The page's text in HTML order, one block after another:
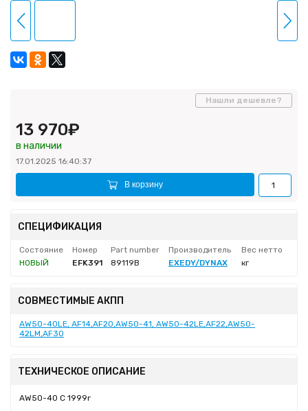
13 970₽
в наличии
17.01.2025 16:40:37
В корзину
Нашли дешевле?
СПЕЦИФИКАЦИЯ
Состояние Номер Part number Производитель
Вес нетто
НОВЫЙ
EFK391 89119B EXEDY/DYNAX кг
СОВМЕСТИМЫЕ АКПП
AW50-40LE, AF14,AF20,AW50-41, AW50-42LE,AF22,AW50-
42LM,AF30
ТЕХНИЧЕСКОЕ ОПИСАНИЕ
AW50-40 С 1999г